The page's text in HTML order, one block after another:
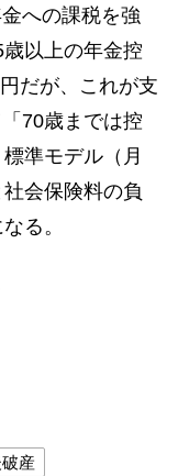
への課税を強
以上の年金控
だが、これが支
70歳までは控
準モデル（月
会保険料の負
る。
産